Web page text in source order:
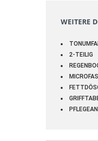
WEITERE
2-TEILIG